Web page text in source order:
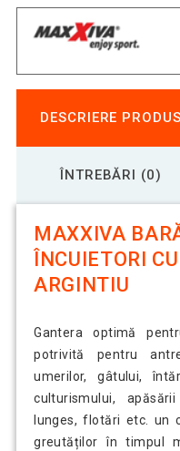
DESCRIERE PRODUS
ÎNTREBĂRI (0)
MAXXIVA
ÎNCUIETORI
ARGINTIU
Gantera optimă
potrivită pentru
umerilor, gâtului,
culturismului,
lunges, flotări etc. un
greutăților în timpul